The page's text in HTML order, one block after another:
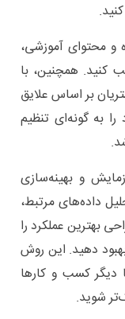
و محتوای آموزشی،
کنید. همچنین، با
بر اساس علایق
به گونه‌ای تنظیم
و بهینه‌سازی
داده‌های مرتبط،
بهترین عملکرد را
دهید. این روش
دیگر کسب و کارها
شوید.